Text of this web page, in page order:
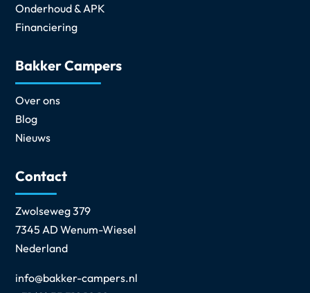
Onderhoud & APK
Financiering
Bakker Campers
Over ons
Blog
Nieuws
Contact
Zwolseweg 379
7345 AD Wenum-Wiesel
Nederland
info@bakker-campers.nl